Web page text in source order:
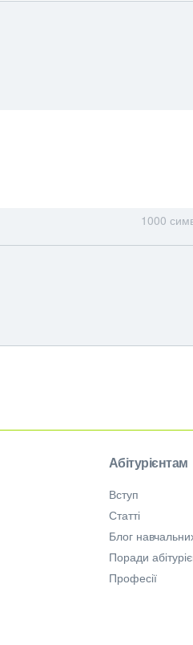
1000
Абітурієнтам
Вступ
Статті
Блог
Поради
Професії